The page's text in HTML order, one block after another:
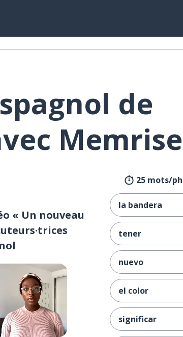
de
« Un nouveau
25 mots/
la bandera
tener
nuevo
el color
significar